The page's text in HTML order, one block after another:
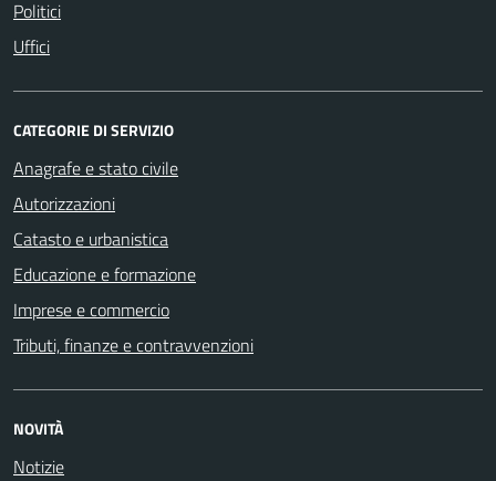
Politici
Uffici
CATEGORIE DI SERVIZIO
Anagrafe e stato civile
Autorizzazioni
Catasto e urbanistica
Educazione e formazione
Imprese e commercio
Tributi, finanze e contravvenzioni
NOVITÀ
Notizie